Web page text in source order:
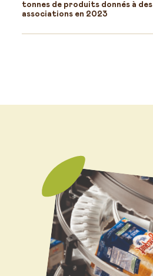
tonnes de produits donnés à des
associations en 2023